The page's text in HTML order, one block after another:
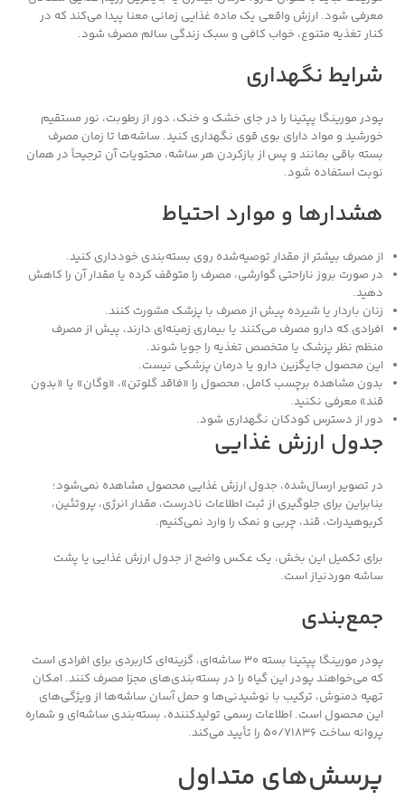
معرفی شود. ارزش واقعی یک ماده غذایی زمانی معنا پیدا می‌کند که در
کنار تغذیه متنوع، خواب کافی و سبک زندگی سالم مصرف شود.
شرایط نگهداری
پودر مورینگا پپتینا را در جای خشک و خنک، دور از رطوبت، نور مستقیم
خورشید و مواد دارای بوی قوی نگهداری کنید. ساشه‌ها تا زمان مصرف
بسته باقی بمانند و پس از بازکردن هر ساشه، محتویات آن ترجیحاً در همان
نوبت استفاده شود.
هشدارها و موارد احتیاط
از مصرف بیشتر از مقدار توصیه‌شده روی بسته‌بندی خودداری کنید.
در صورت بروز ناراحتی گوارشی، مصرف را متوقف کرده یا مقدار آن را کاهش
دهید.
زنان باردار یا شیرده پیش از مصرف با پزشک مشورت کنند.
افرادی که دارو مصرف می‌کنند یا بیماری زمینه‌ای دارند، پیش از مصرف
منظم نظر پزشک یا متخصص تغذیه را جویا شوند.
این محصول جایگزین دارو یا درمان پزشکی نیست.
بدون مشاهده برچسب کامل، محصول را «فاقد گلوتن»، «وگان» یا «بدون
قند» معرفی نکنید.
دور از دسترس کودکان نگهداری شود.
جدول ارزش غذایی
در تصویر ارسال‌شده، جدول ارزش غذایی محصول مشاهده نمی‌شود؛
بنابراین برای جلوگیری از ثبت اطلاعات نادرست، مقدار انرژی، پروتئین،
کربوهیدرات، قند، چربی و نمک را وارد نمی‌کنیم.
برای تکمیل این بخش، یک عکس واضح از جدول ارزش غذایی یا پشت
ساشه موردنیاز است.
جمع‌بندی
پودر مورینگا پپتینا بسته ۳۰ ساشه‌ای، گزینه‌ای کاربردی برای افرادی است
که می‌خواهند پودر این گیاه را در بسته‌بندی‌های مجزا مصرف کنند. امکان
تهیه دمنوش، ترکیب با نوشیدنی‌ها و حمل آسان ساشه‌ها از ویژگی‌های
این محصول است. اطلاعات رسمی تولیدکننده، بسته‌بندی ساشه‌ای و شماره
پروانه ساخت ۵۰/۷۱۸۳۶ را تأیید می‌کند.
پرسش‌های متداول